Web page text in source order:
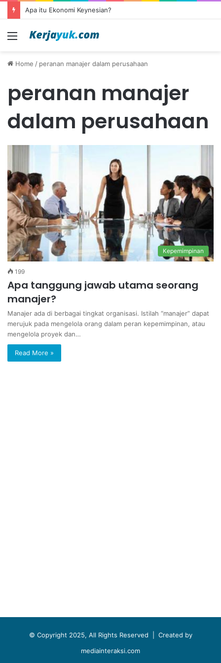
Apa itu Ekonomi Keynesian?
Menu
Home / peranan manajer dalam perusahaan
peranan manajer
dalam perusahaan
Kepemimpinan
199
Apa tanggung jawab utama seorang
manajer?
Manajer ada di berbagai tingkat organisasi. Istilah “manajer” dapat
merujuk pada mengelola orang dalam peran kepemimpinan, atau
mengelola proyek dan…
Read More »
© Copyright 2025, All Rights Reserved | Created by
mediainteraksi.com